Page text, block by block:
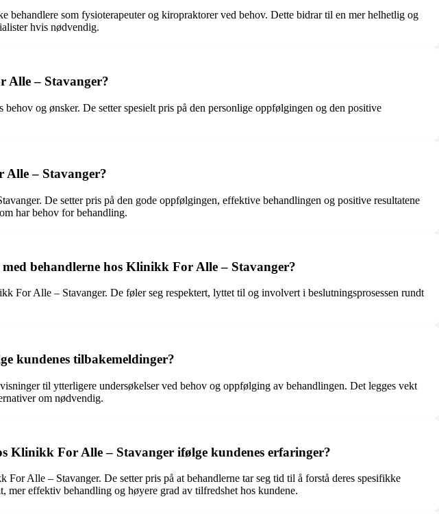
som fysioterapeuter og kiropraktorer ved behov. Dette bidrar til en mer helhetlig og
hvis nødvendig.
Alle – Stavanger?
og ønsker. De setter spesielt pris på den personlige oppfølgingen og den positive
Alle – Stavanger?
De setter pris på den gode oppfølgingen, effektive behandlingen og positive resultatene
har behov for behandling.
behandlerne hos Klinikk For Alle – Stavanger?
For Alle – Stavanger. De føler seg respektert, lyttet til og involvert i beslutningsprosessen rundt
kundenes tilbakemeldinger?
til ytterligere undersøkelser ved behov og oppfølging av behandlingen. Det legges vekt
om nødvendig.
Klinikk For Alle – Stavanger ifølge kundenes erfaringer?
Alle – Stavanger. De setter pris på at behandlerne tar seg tid til å forstå deres spesifikke
mer effektiv behandling og høyere grad av tilfredshet hos kundene.